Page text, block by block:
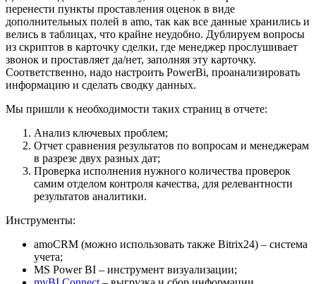
перенести пункты проставления оценок в виде
дополнительных полей в amo, так как все данные хранились и
велись в таблицах, что крайне неудобно. Дублируем вопросы
из скриптов в карточку сделки, где менеджер прослушивает
звонок и проставляет да/нет, заполняя эту карточку.
Соответственно, надо настроить PowerBi, проанализировать
информацию и сделать сводку данных.
Мы пришли к необходимости таких страниц в отчете:
Анализ ключевых проблем;
Отчет сравнения результатов по вопросам и менеджерам
в разрезе двух разных дат;
Проверка исполнения нужного количества проверок
самим отделом контроля качества, для релевантности
результатов аналитики.
Инструменты:
amoCRM (можно использовать также Bitrix24) – система
учета;
MS Power BI – инструмент визуализации;